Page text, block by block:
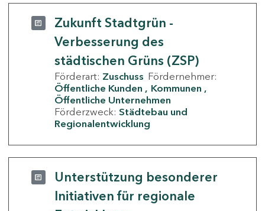
Zukunft Stadtgrün -
Verbesserung des
städtischen Grüns (ZSP)
Förderart: Zuschuss Fördernehmer:
Öffentliche Kunden
Kommunen
Öffentliche Unternehmen
Förderzweck: Städtebau und
Regionalentwicklung
Unterstützung besonderer
Initiativen für regionale